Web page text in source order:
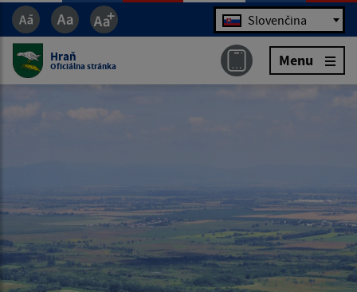
Jazyk Slovenčina
Hraň
Oficiálna stránka Menu